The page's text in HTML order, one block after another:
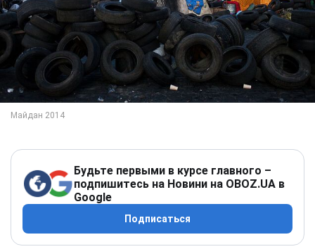
Будьте первыми в курсе главного –
подпишитесь на Новини на OBOZ.UA в
Google
Подписаться